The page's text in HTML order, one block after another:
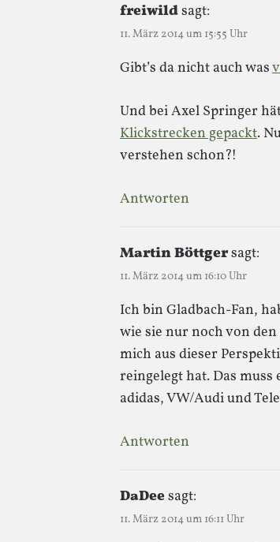
freiwildsagt:
11. März 2014 um 15:55 Uhr
Gibt’s da nicht auch was
Und bei Axel Springer
Klickstrecken gepackt.
verstehen schon?!
Antworten
Martin Böttgersagt:
11. März 2014 um 16:10 Uhr
Ich bin Gladbach-Fan,
wie sie nur noch von
mich aus dieser
reingelegt hat. Das
adidas, VW/Audi und
Antworten
DaDeesagt:
11. März 2014 um 16:11 Uhr